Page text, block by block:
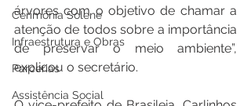
Cerimônia Solene
Infraestrutura e Obras
Parcerias
Assistência Social
árvores com o objetivo de chamar a
atenção de todos sobre a importância
de preservar o meio ambiente”,
explicou o secretário.